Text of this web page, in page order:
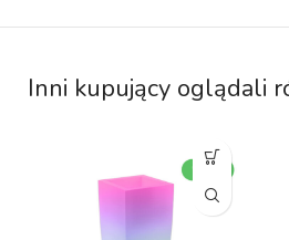
Inni kupujący oglądali